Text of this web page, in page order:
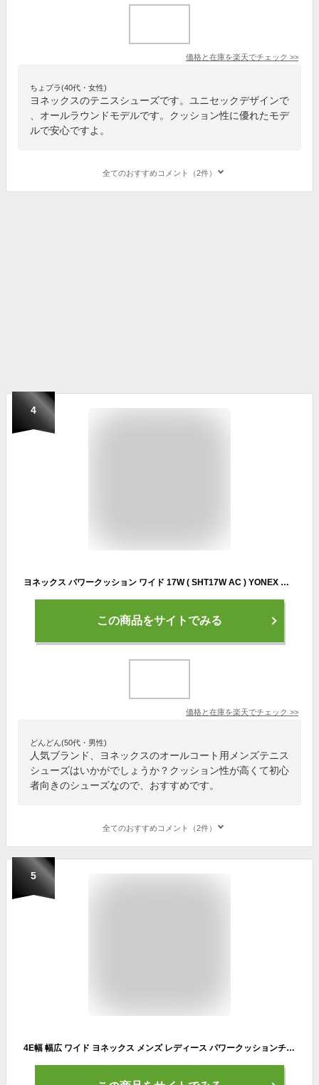
価格と在庫を楽天でチェック >>
ちょプラ(40代・女性)
ヨネックスのテニスシューズです。ユニセックデザインで
、オールラウンドモデルです。クッション性に優れたモデ
ルで安心ですよ。
全てのおすすめコメント（2件）
4
ヨネックス パワークッション ワイド 17W ( SHT17W AC ) YONEX シューズ メンズレディース オールコート ※ウインザーオリジナル
この商品をサイトでみる
価格と在庫を楽天でチェック >>
どんどん(50代・男性)
人気ブランド、ヨネックスのオールコート用メンズテニス
シューズはいかがでしょうか？クッション性が高くて初心
者向きのシューズなので、おすすめです。
全てのおすすめコメント（2件）
5
4E幅 幅広 ワイド ヨネックス メンズ レディース パワークッションチームワイド POWER CUSHION TEAM WIDE AC テニスシューズ オールコート ホワイト 白 ブラック 黒 送料無料 YONEX SHTTWAC